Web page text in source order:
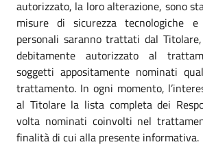
autorizzato, la loro alterazione, sono
misure di sicurezza tecnologiche
personali saranno trattati dal
debitamente autorizzato al
soggetti appositamente nominati
trattamento. In ogni momento,
al Titolare la lista completa dei
volta nominati coinvolti nel
finalità di cui alla presente informativa.